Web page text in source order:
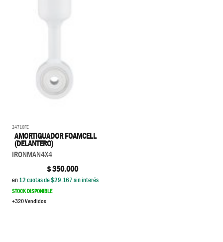
24710FE
AMORTIGUADOR FOAMCELL
(DELANTERO)
IRONMAN4X4
$350.000
en12cuotas de $29.167sin interés
STOCK DISPONIBLE
+320 Vendidos